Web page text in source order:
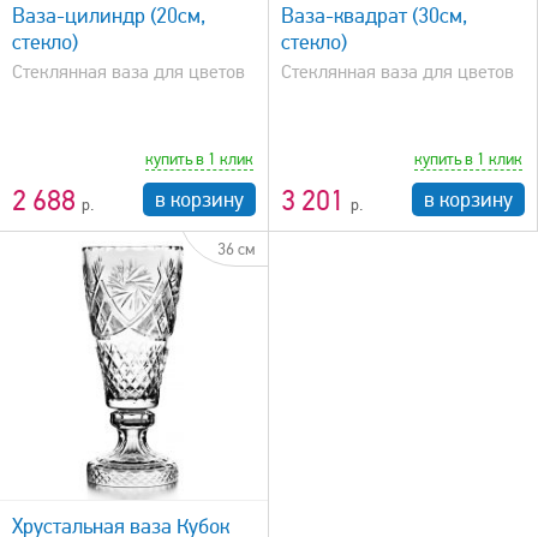
Ваза-цилиндр (20см,
стекло)
Стеклянная ваза для цветов
2 688
купить в 1 клик
в корзину
Ваза-квадрат (30см,
стекло)
Стеклянная ваза для цветов
3 201
купить в 1 клик
в корзину
36 см
Хрустальная ваза Кубок